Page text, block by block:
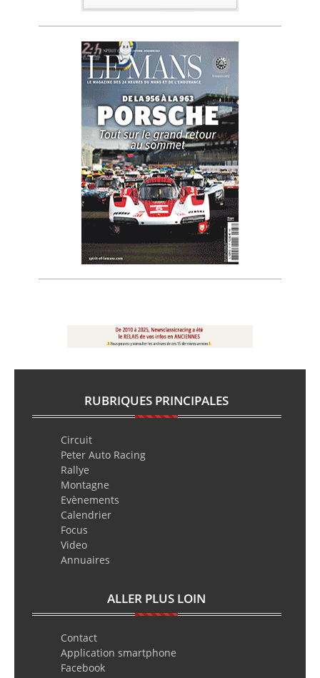
RUBRIQUES PRINCIPALES
Circuit
Peter Auto Racing
Rallye
Montagne
Evènements
Calendrier
Focus
Video
Annuaires
ALLER PLUS LOIN
Contact
Application smartphone
Facebook